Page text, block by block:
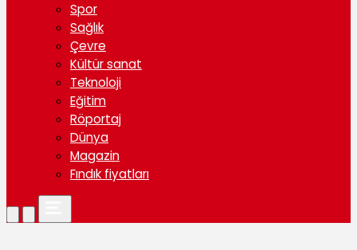
Spor
Sağlık
Çevre
Kültür sanat
Teknoloji
Eğitim
Röportaj
Dünya
Magazin
Fındık fiyatları